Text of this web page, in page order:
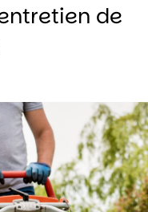
de